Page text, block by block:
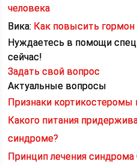
человека
Вика: Как повысить гормон
Нуждаетесь в помощи
сейчас!
Задать свой вопрос
Актуальные вопросы
Признаки кортикостеромы
Какого питания
синдроме?
Принцип лечения